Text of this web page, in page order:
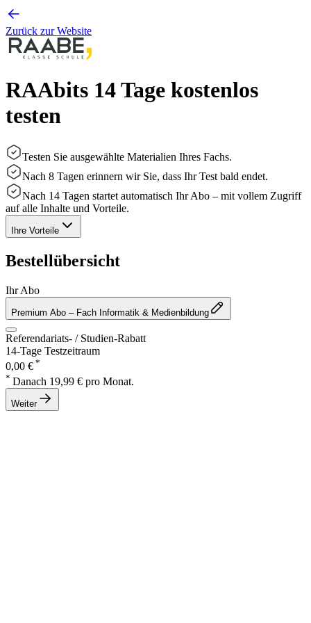
Zurück zur Website
RAAbits 14 Tage kostenlos
testen
Testen Sie ausgewählte Materialien Ihres Fachs.
Nach 8 Tagen erinnern wir Sie, dass Ihr Test bald endet.
Nach 14 Tagen startet automatisch Ihr Abo – mit vollem Zugriff
auf alle Inhalte und Vorteile.
Ihre Vorteile
Bestellübersicht
Ihr Abo
Premium Abo – Fach Informatik & Medienbildung
Referendariats- / Studien-Rabatt
14-Tage Testzeitraum
0,00 € *
* Danach 19,99 € pro Monat.
Weiter